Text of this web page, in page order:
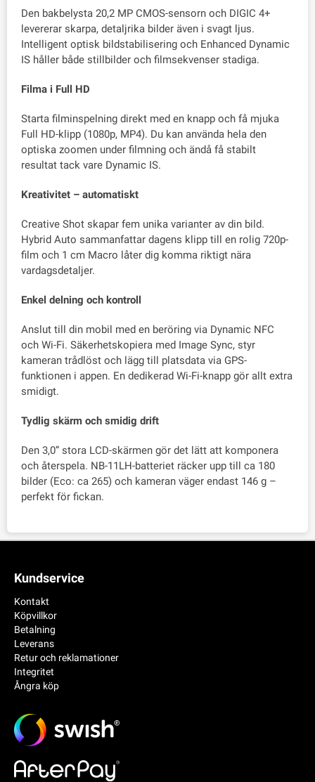
Den bakbelysta 20,2 MP CMOS-sensorn och DIGIC 4+
levererar skarpa, detaljrika bilder även i svagt ljus.
Intelligent optisk bildstabilisering och Enhanced Dynamic
IS håller både stillbilder och filmsekvenser stadiga.
Filma i Full HD
Starta filminspelning direkt med en knapp och få mjuka
Full HD-klipp (1080p, MP4). Du kan använda hela den
optiska zoomen under filmning och ändå få stabilt
resultat tack vare Dynamic IS.
Kreativitet – automatiskt
Creative Shot skapar fem unika varianter av din bild.
Hybrid Auto sammanfattar dagens klipp till en rolig 720p-
film och 1 cm Macro låter dig komma riktigt nära
vardagsdetaljer.
Enkel delning och kontroll
Anslut till din mobil med en beröring via Dynamic NFC
och Wi-Fi. Säkerhetskopiera med Image Sync, styr
kameran trådlöst och lägg till platsdata via GPS-
funktionen i appen. En dedikerad Wi-Fi-knapp gör allt extra
smidigt.
Tydlig skärm och smidig drift
Den 3,0” stora LCD-skärmen gör det lätt att komponera
och återspela. NB-11LH-batteriet räcker upp till ca 180
bilder (Eco: ca 265) och kameran väger endast 146 g –
perfekt för fickan.
Kundservice
Kontakt
Köpvillkor
Betalning
Leverans
Retur och reklamationer
Integritet
Ångra köp